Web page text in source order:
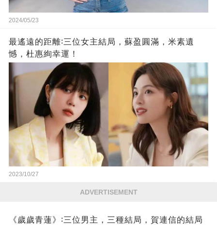
2024/05/23
最遙遠的距離∶三位女主結局，蘇盈圓滿，米素遺
憾，杜惠絢幸運！
2023/10/27
ADVERTISEMENT
《歲歲青蓮》∶三位男主，三種結局，賀連信的結局